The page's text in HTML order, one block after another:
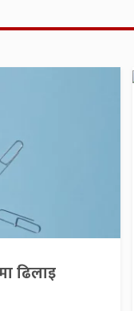
ढिलाइ